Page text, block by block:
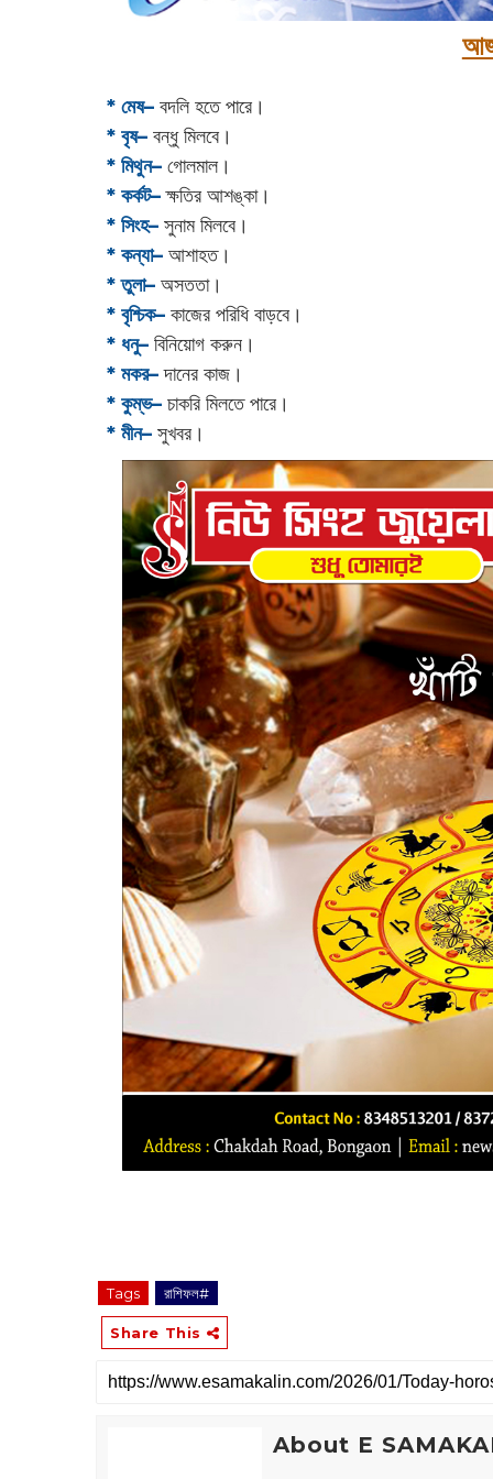
* মেষ– বদলি হতে পারে।
* বৃষ– বন্ধু মিলবে।
* মিথুন– গোলমাল।
* কর্কট–ক্ষতির আশঙ্কা।
* সিংহ– সুনাম মিলবে।
* কন্যা– আশাহত।
* তুলা– অসততা।
* বৃশ্চিক– কাজের পরিধি বাড়বে।
* ধনু– বিনিয়োগ করুন।
* মকর–দানের কাজ।‌
* কুম্ভ– চাকরি মিলতে পারে।
* মীন– সুখবর।‌‌‌‌‌‌‌‌‌‌‌‌‌‌‌‌‌‌‌‌‌‌‌‌‌‌‌‌‌‌‌‌‌‌‌‌‌‌‌‌‌‌‌‌‌‌‌‌
Tags রাশিফল#
Share This
About E